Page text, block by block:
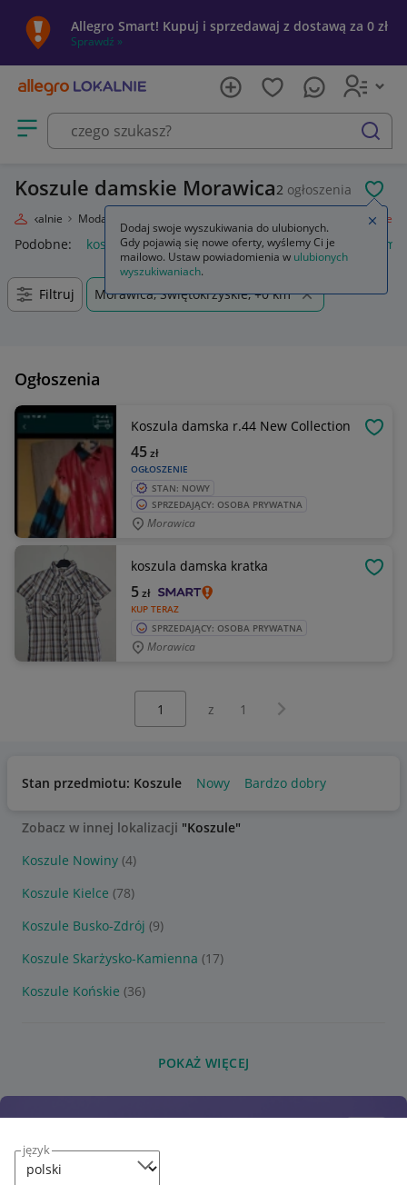
język
Allegro Smart! Kupuj i sprzedawaj z dostawą za 0 zł
Sprawdź »
Otwórz menu z kategoriami
szukaj
Koszule damskie Morawica2 ogłoszenia
Lokalnie Moda Koszule
Podobne: koszule anda47 koszule poporodowe koszule
Filtruj Morawica, Świętokrzyskie, +0 km
Ogłoszenia
Koszula damska r.44 New Collection
OGŁOSZENIE
45zł
STAN: NOWY
SPRZEDAJĄCY: OSOBA PRYWATNA
Morawica
koszula damska kratka
KUP TERAZ
5zł
SPRZEDAJĄCY: OSOBA PRYWATNA
Morawica
z 1 Następna strona
Stan przedmiotu: Koszule Nowy Bardzo dobry
Zobacz w innej lokalizacji "Koszule"
Koszule Nowiny (4)
Koszule Kielce (78)
Koszule Busko-Zdrój (9)
Koszule Skarżysko-Kamienna (17)
Koszule Końskie (36)
POKAŻ WIĘCEJ
Dodaj swoje wyszukiwania do ulubionych.
Gdy pojawią się nowe oferty, wyślemy Ci je
mailowo. Ustaw powiadomienia w ulubionych
wyszukiwaniach.